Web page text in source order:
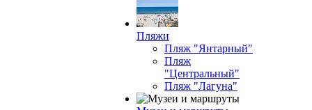
Пляжи
Пляж "Янтарный"
Пляж
"Центральный"
Пляж "Лагуна"